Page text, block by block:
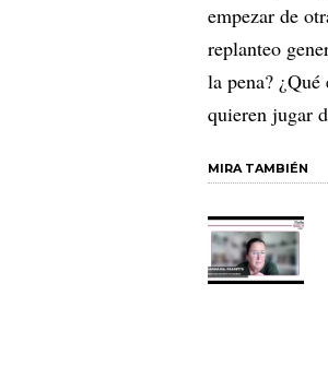
empezar de
replanteo
la pena?
quieren jugar
MIRA TAMBIÉN